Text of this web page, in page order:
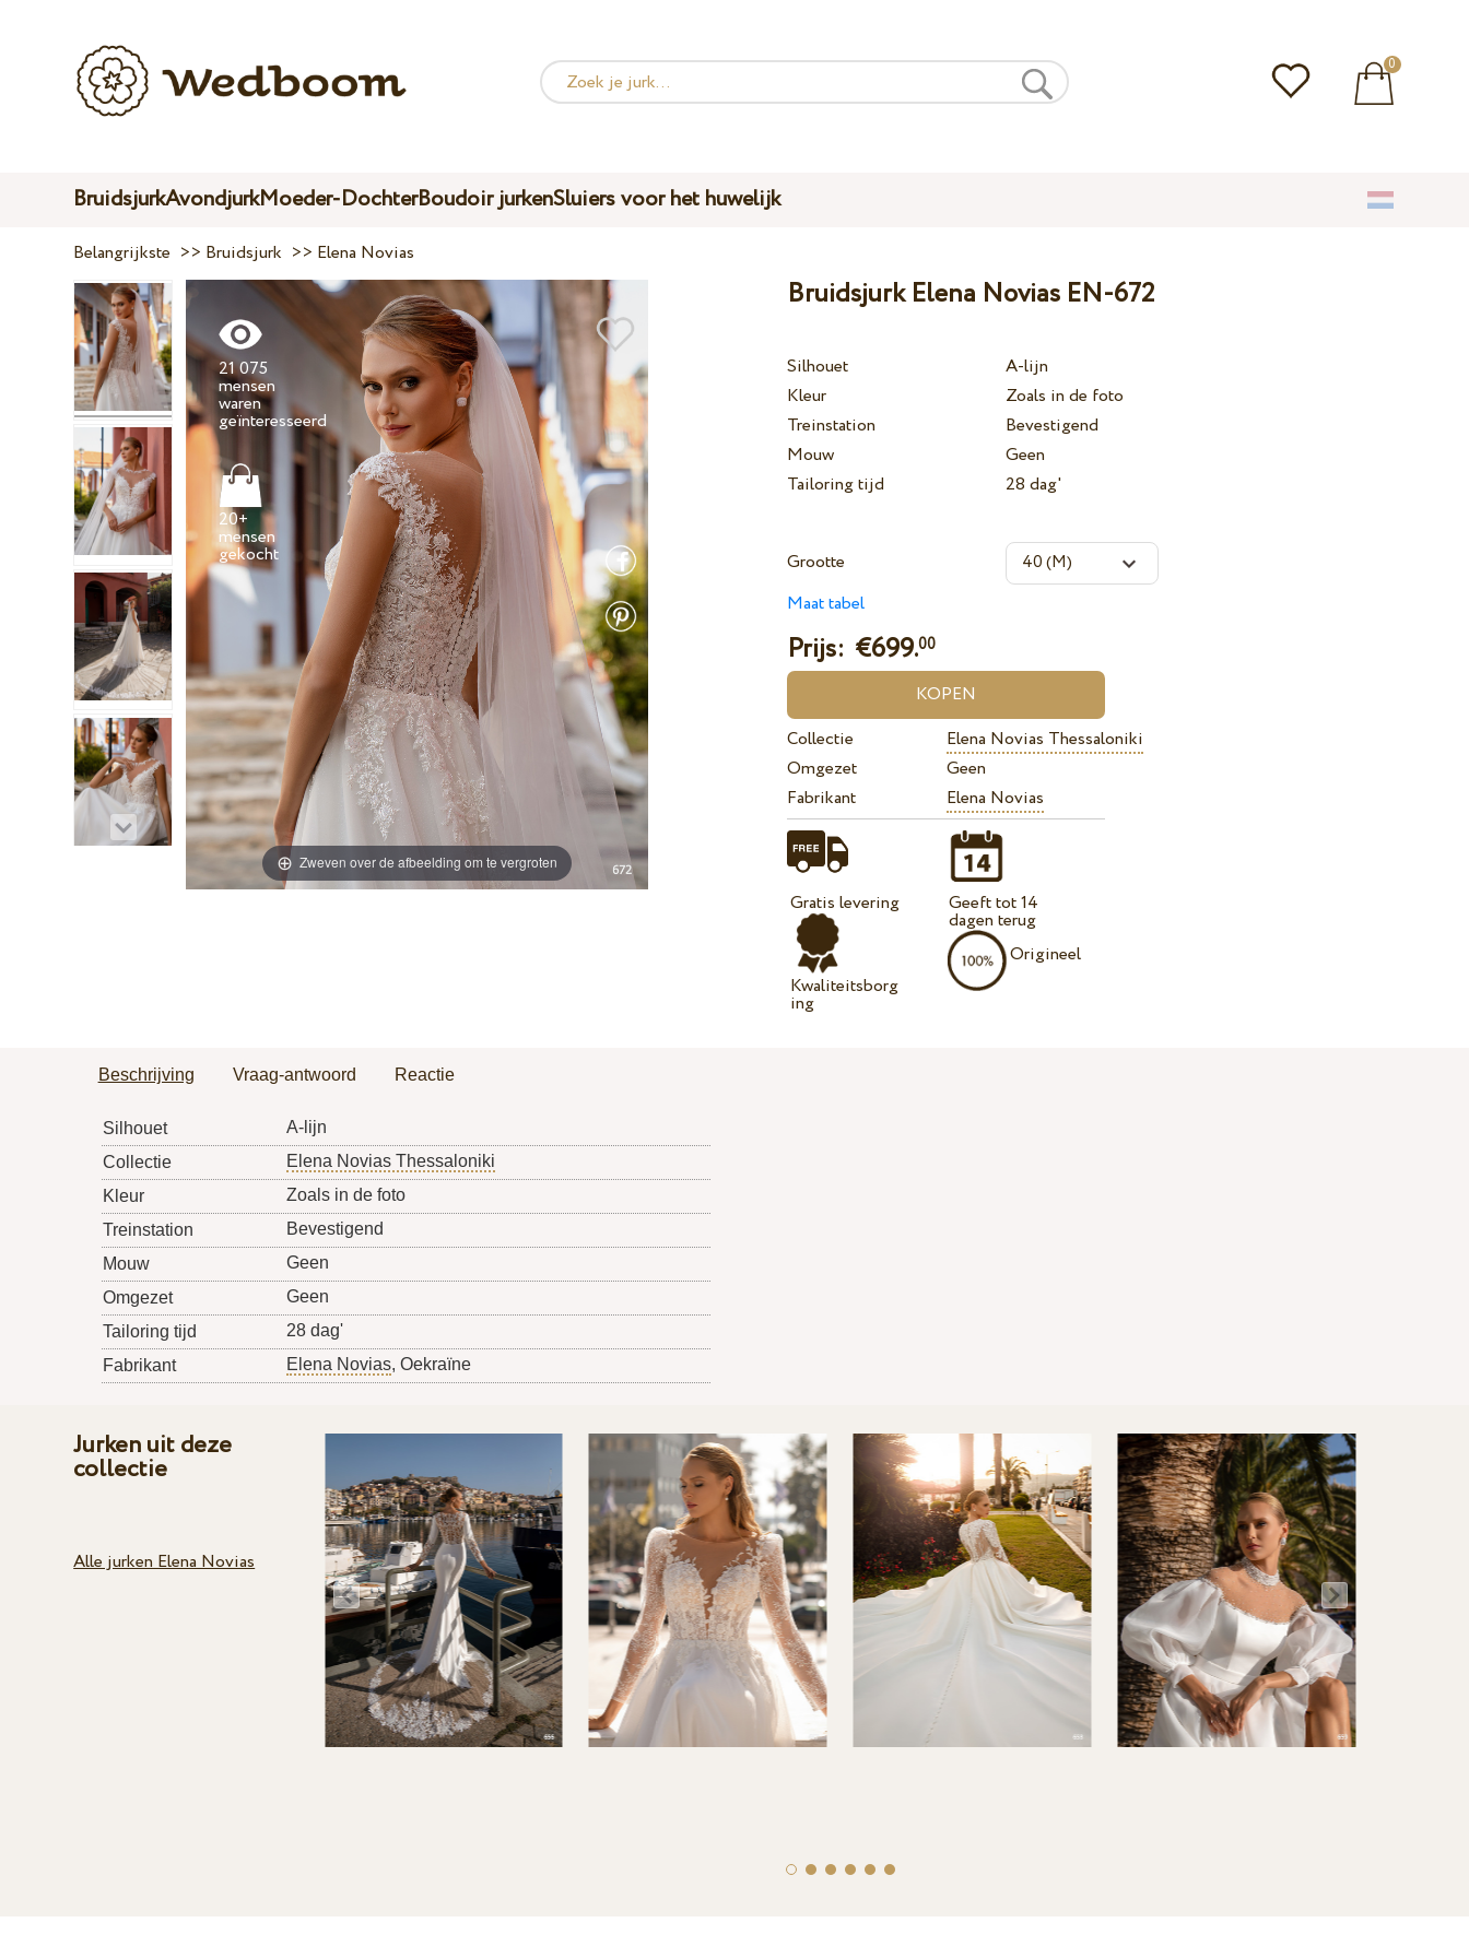
0
BruidsjurkAvondjurkMoeder-DochterBoudoir jurkenSluiers voor het huwelijk
Belangrijkste >> Bruidsjurk >> Elena Novias
Zweven over de afbeelding om te vergroten
21 075
mensen
waren
20+
mensen
Bruidsjurk Elena Novias EN-672
Silhouet
A-lijn
Kleur
Zoals in de foto
Treinstation
Bevestigend
Mouw
Geen
Tailoring tijd
28 dag'
Grootte
Maat tabel
Prijs: €699.00
Collectie
Elena Novias Thessaloniki
Omgezet
Geen
Fabrikant
Elena Novias
Gratis levering
Kwaliteitsborg
ing
Geeft tot 14
dagen terug
Origineel
Beschrijving Vraag-antwoord Reactie
Silhouet
A-lijn
Collectie
Elena Novias Thessaloniki
Kleur
Zoals in de foto
Treinstation
Bevestigend
Mouw
Geen
Omgezet
Geen
Tailoring tijd
28 dag'
Fabrikant
Elena Novias, Oekraïne
Jurken uit deze
collectie
Alle jurken Elena Novias